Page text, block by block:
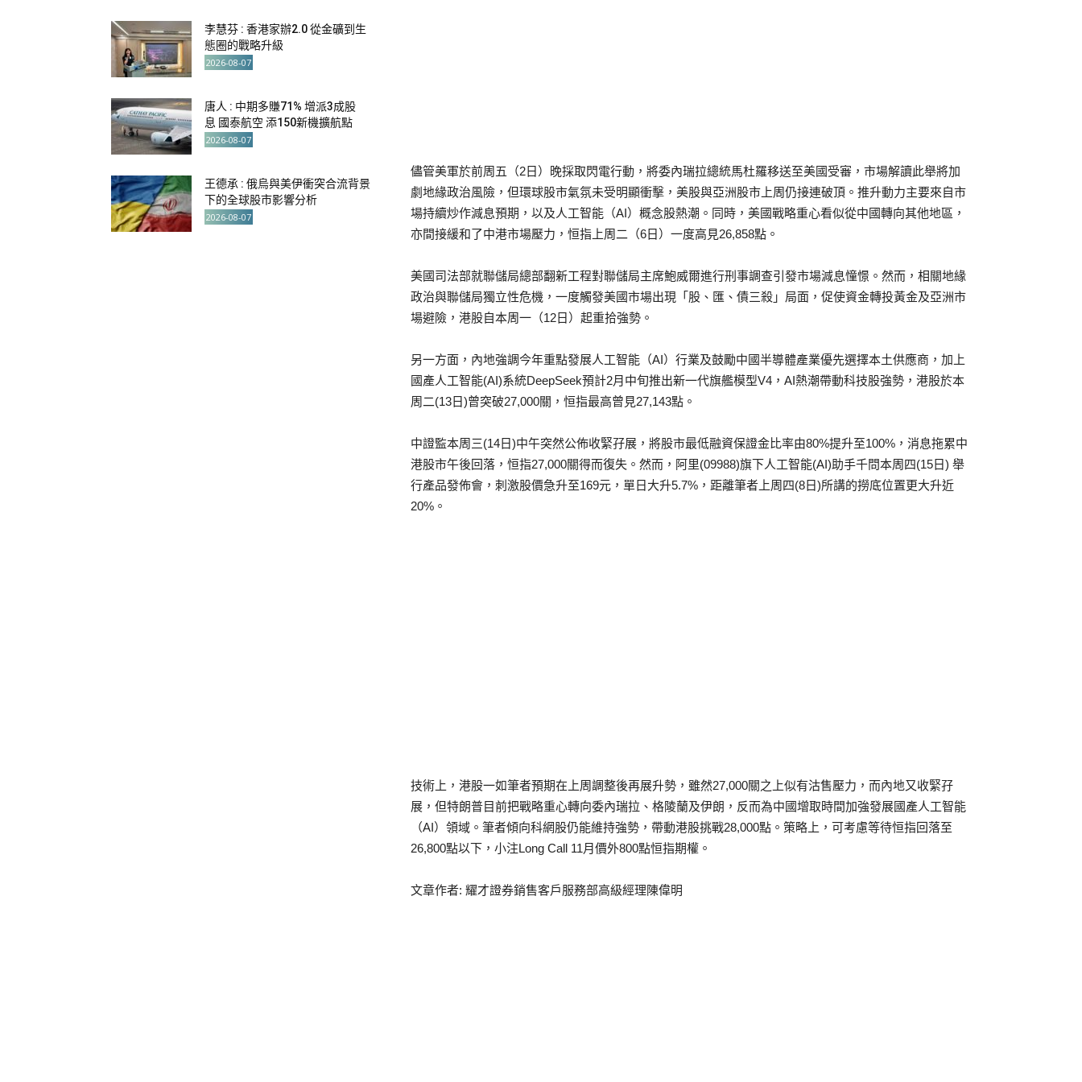
儘管美軍於前周五（2日）晚採取閃電行動，將委內瑞拉總統馬杜羅移送至美國受審，市場解讀此舉將加
劇地緣政治風險，但環球股市氣氛未受明顯衝擊，美股與亞洲股市上周仍接連破頂。推升動力主要來自市
場持續炒作減息預期，以及人工智能（AI）概念股熱潮。同時，美國戰略重心看似從中國轉向其他地區，
亦間接緩和了中港市場壓力，恒指上周二（6日）一度高見26,858點。
美國司法部就聯儲局總部翻新工程對聯儲局主席鮑威爾進行刑事調查引發市場減息憧憬。然而，相關地緣
政治與聯儲局獨立性危機，一度觸發美國市場出現「股、匯、債三殺」局面，促使資金轉投黃金及亞洲市
場避險，港股自本周一（12日）起重拾強勢。
另一方面，內地強調今年重點發展人工智能（AI）行業及鼓勵中國半導體產業優先選擇本土供應商，加上
國產人工智能(AI)系統DeepSeek預計2月中旬推出新一代旗艦模型V4，AI熱潮帶動科技股強勢，港股於本
周二(13日)曾突破27,000關，恒指最高曾見27,143點。
中證監本周三(14日)中午突然公佈收緊孖展，將股市最低融資保證金比率由80%提升至100%，消息拖累中
港股市午後回落，恒指27,000關得而復失。然而，阿里(09988)旗下人工智能(AI)助手千問本周四(15日) 舉
行產品發佈會，刺激股價急升至169元，單日大升5.7%，距離筆者上周四(8日)所講的撈底位置更大升近
20%。
技術上，港股一如筆者預期在上周調整後再展升勢，雖然27,000關之上似有沽售壓力，而內地又收緊孖
展，但特朗普目前把戰略重心轉向委內瑞拉、格陵蘭及伊朗，反而為中國增取時間加強發展國產人工智能
（AI）領域。筆者傾向科網股仍能維持強勢，帶動港股挑戰28,000點。策略上，可考慮等待恒指回落至
26,800點以下，小注Long Call 11月價外800點恒指期權。
文章作者: 耀才證券銷售客戶服務部高級經理陳偉明
李慧芬 : 香港家辦2.0 從金礦到生
態圈的戰略升級
2026-08-07
唐人 : 中期多賺71% 增派3成股
息 國泰航空 添150新機擴航點
2026-08-07
王德承 : 俄烏與美伊衝突合流背景
下的全球股市影響分析
2026-08-07